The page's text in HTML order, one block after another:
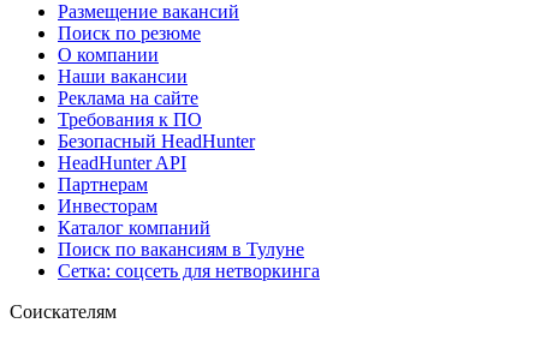
Размещение вакансий
Поиск по резюме
О компании
Наши вакансии
Реклама на сайте
Требования к ПО
Безопасный HeadHunter
HeadHunter API
Партнерам
Инвесторам
Каталог компаний
Поиск по вакансиям в Тулуне
Сетка: соцсеть для нетворкинга
Соискателям